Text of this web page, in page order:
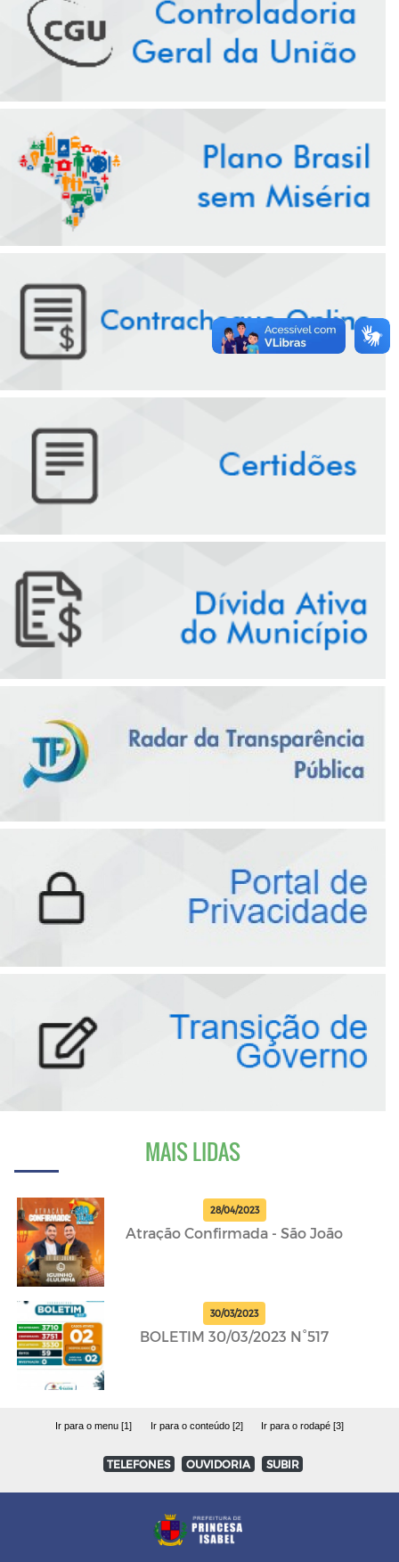
MAIS LIDAS
28/04/2023
Atração Confirmada - São João
30/03/2023
BOLETIM 30/03/2023 N°517
Ir para o menu [1] Ir para o conteúdo [2] Ir para o rodapé [3]
TELEFONES OUVIDORIA SUBIR